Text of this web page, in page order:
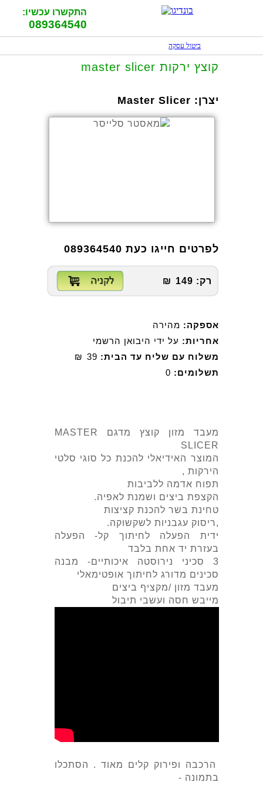
התקשרו עכשיו:
089364540
ביטול עסקה
קוצץ ירקות master slicer
יצרן: Master Slicer
לפרטים חייגו כעת 089364540
אספקה: מהירה
אחריות: על ידי היבואן הרשמי
משלוח עם שליח עד הבית: 39
₪
תשלומים: 0
מעבד מזון קוצץ מדגם MASTER
SLICER
המוצר האידיאלי להכנת כל סוגי סלטי
הירקות ,
תפוח אדמה ללביבות
הקצפת ביצים ושמנת לאפיה.
טחינת בשר להכנת קציצות
,ריסוק עגבניות לשקשוקה.
ידית הפעלה לחיתוך קל- הפעלה
בעזרת יד אחת בלבד
3 סכיני נירוסטה איכותיים- מבנה
סכינים מדורג לחיתוך אופטימאלי
מעבד מזון /מקציף ביצים
מייבש חסה ועשבי תיבול
הרכבה ופירוק קלים מאוד . הסתכלו
בתמונה -
רק: 149
₪